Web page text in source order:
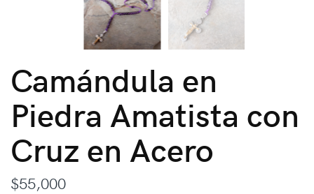
Camándula en
Piedra Amatista con
Cruz en Acero
$55,000